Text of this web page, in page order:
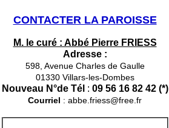
CONTACTER LA PAROISSE
M. le curé : Abbé Pierre FRIESS
Adresse :
598, Avenue Charles de Gaulle
01330 Villars-les-Dombes
Nouveau N°de Tél : 09 56 16 82 42 (*)
Courriel : abbe.friess@free.fr